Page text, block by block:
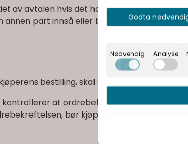
av avtalen hvis det har forekommet
annen part innså eller burde ha innsett at
bestilling, skal selgeren uten
at ordrebekreftelsen stemmer
bør kjøperen ta kontakt med
Godta
Nødvendig Analyse